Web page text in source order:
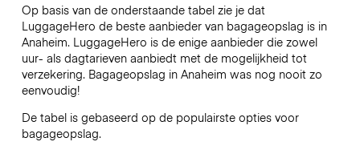
Op basis van de onderstaande tabel zie je dat
LuggageHero de beste aanbieder van bagageopslag is in
Anaheim. LuggageHero is de enige aanbieder die zowel
uur- als dagtarieven aanbiedt met de mogelijkheid tot
verzekering. Bagageopslag in Anaheim was nog nooit zo
eenvoudig!
De tabel is gebaseerd op de populairste opties voor
bagageopslag.